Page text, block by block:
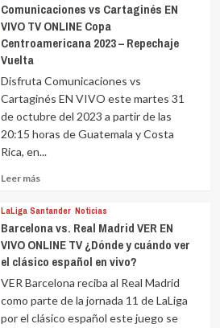
Comunicaciones vs Cartaginés EN
VIVO TV ONLINE Copa
Centroamericana 2023 – Repechaje
Vuelta
Disfruta Comunicaciones vs
Cartaginés EN VIVO este martes 31
de octubre del 2023 a partir de las
20:15 horas de Guatemala y Costa
Rica, en...
Leer másLeer
sobre
LaLiga Santander Noticias
Barcelona vs. Real Madrid VER EN
VIVO ONLINE TV ¿Dónde y cuándo ver
el clásico español en vivo?
VER Barcelona reciba al Real Madrid
como parte de la jornada 11 de LaLiga
por el clásico español este juego se